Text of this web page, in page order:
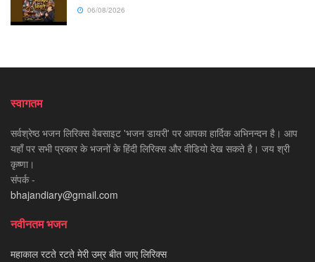
06/08/2026
स्वागतम
सर्वश्रेष्ठ भजन लिरिक्स वेबसाइट 'भजन डायरी' पर आपका हार्दिक अभिनन्दन है। आप
यहाँ पर सभी प्रकार के भजनों के हिंदी लिरिक्स और वीडियो देख सकते है। जय श्री
कृष्णा।
संपर्क -
bhajandiary@gmail.com
नवीनतम भजन
महाकाल रटते रटते मेरी उम्र बीत जाए लिरिक्स